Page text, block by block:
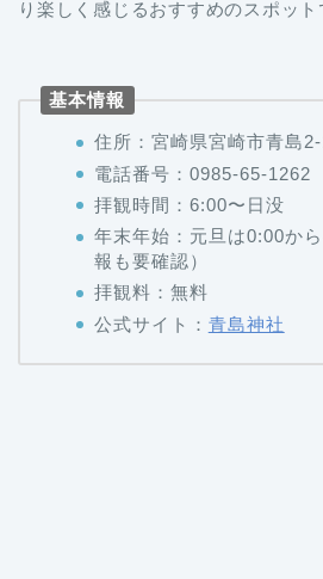
り楽しく感じるおすすめのスポット
基本情報
住所：宮崎県宮崎市青島
電話番号：0985-65-1262
拝観時間：6:00〜日没
年末年始：元旦は0:00か
報も要確認）
拝観料：無料
公式サイト： 青島神社